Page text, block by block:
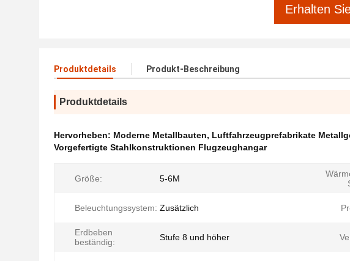
Erhalten
Produktdetails Produkt-Beschreibung
Produktdetails
Hervorheben: Moderne Metallbauten, Luftfahrzeugprefabrikate
Vorgefertigte Stahlkonstruktionen Flugzeughangar
Größe: 5-6M
Beleuchtungssystem: Zusätzlich
Erdbeben
beständig:
Stufe 8 und höher